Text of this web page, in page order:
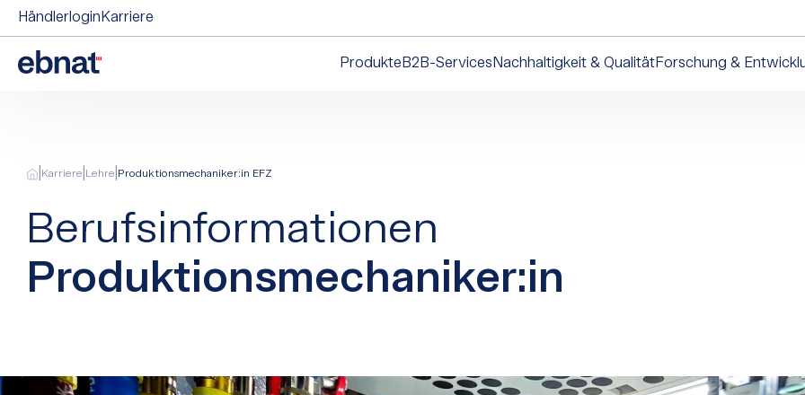
Produkte B2B-Services Nachhaltigkeit & QualitätForschung &
Händlerlogin Karriere
Karriere Lehre Produktionsmechaniker:in EFZ
Berufsinformationen
Produktionsmechaniker:in